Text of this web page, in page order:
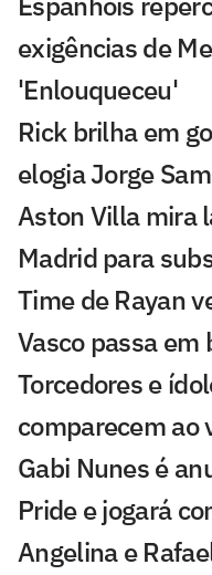
exigências de
'Enlouqueceu'
Rick brilha em
elogia Jorge
Aston Villa mira
Madrid para
Time de Rayan
Vasco passa em
Torcedores e
comparecem ao
Gabi Nunes é
Pride e jogará
Angelina e